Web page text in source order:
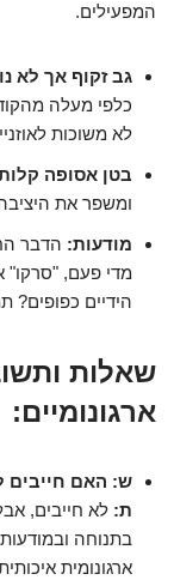
המפעילים.
גב זקוף אך לא
כלפי מעלה
לא משוכות
בטן אסופה
ומשפר את
מודעות: הדבר
מדי פעם, "סרקו"
הידיים כפופים?
שאלות
ארגונומיים:
ש: האם חייבים
ת: לא חייבים,
בתנוחה
ארגונומית